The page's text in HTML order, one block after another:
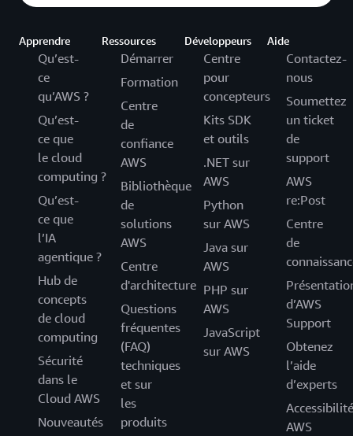
Apprendre
Qu’est-
ce
qu’AWS ?
Qu’est-
ce que
le cloud
computing ?
Qu’est-
ce que
l’IA
agentique ?
Hub de
concepts
de cloud
computing
Sécurité
dans le
Cloud AWS
Nouveautés
Ressources
Démarrer
Formation
Centre
de
confiance
AWS
Bibliothèque
de
solutions
AWS
Centre
d'architecture
Questions
fréquentes
(FAQ)
techniques
et sur
les
produits
Développeurs
Centre
pour
concepteurs
Kits SDK
et outils
.NET sur
AWS
Python
sur AWS
Java sur
AWS
PHP sur
AWS
JavaScript
sur AWS
Aide
Contactez-
nous
Soumettez
un ticket
de
support
AWS
re:Post
Centre
de
d’AWS
Support
Obtenez
l’aide
d’experts
Accessibilité
AWS